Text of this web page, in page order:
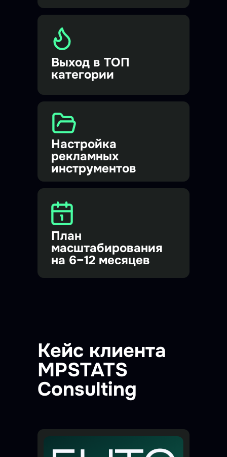
Настройка
рекламных
инструментов
Выход в ТОП
категории
План
масштабирования
на 6–12 месяцев
Кейс клиента
MPSTATS
Consulting